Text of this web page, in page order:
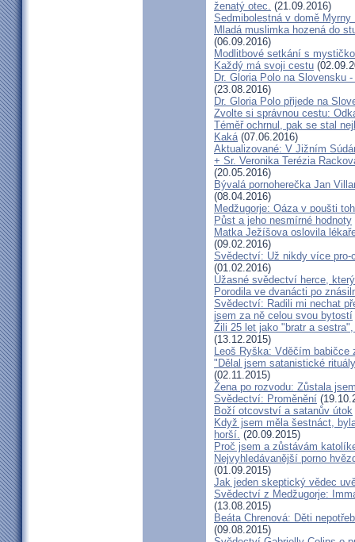
ženatý otec. (21.09.2016)
Sedmibolestná v domě Myrny
Mladá muslimka hozená do
(06.09.2016)
Modlitbové setkání s
Každý má svoji cestu
Dr. Gloria Polo na Slovensku
(23.08.2016)
Dr. Gloria Polo přijede na
Zvolte si správnou cestu:
Téměř ochrnul, pak se stal
Kaká(07.06.2016)
Aktualizované: V Jižním
+ Sr. Veronika Terézia
(20.05.2016)
Bývalá pornoherečka Jan
(08.04.2016)
Medžugorje: Oáza v poušti
Půst a jeho nesmírné hodnoty
Matka Ježíšova oslovila
(09.02.2016)
Svědectví: Už nikdy více pro-
(01.02.2016)
Úžasné svědectví herce,
Porodila ve dvanácti po
Svědectví: Radili mi nechat
jsem za ně celou svou bytostí
Žili 25 let jako "bratr a
(13.12.2015)
Leoš Ryška: Vděčím babičce
"Dělal jsem satanistické
(02.11.2015)
Žena po rozvodu: Zůstala
Svědectví: Proměnění
Boží otcovství a satanův útok
Když jsem měla šestnáct,
horší. (20.09.2015)
Proč jsem a zůstávám
Nejvyhledávanější porno
(01.09.2015)
Jak jeden skeptický vědec
Svědectví z Medžugorje:
(13.08.2015)
Beáta Chrenová: Děti
(09.08.2015)